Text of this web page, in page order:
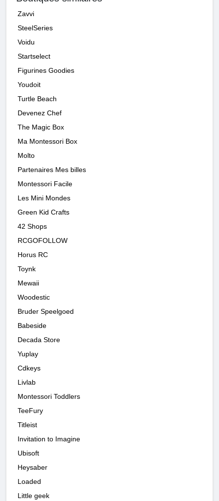
Zavvi
SteelSeries
Voidu
Startselect
Figurines Goodies
Youdoit
Turtle Beach
Devenez Chef
The Magic Box
Ma Montessori Box
Molto
Partenaires Mes billes
Montessori Facile
Les Mini Mondes
Green Kid Crafts
42 Shops
RCGOFOLLOW
Horus RC
Toynk
Mewaii
Woodestic
Bruder Speelgoed
Babeside
Decada Store
Yuplay
Cdkeys
Livlab
Montessori Toddlers
TeeFury
Titleist
Invitation to Imagine
Ubisoft
Heysaber
Loaded
Little geek